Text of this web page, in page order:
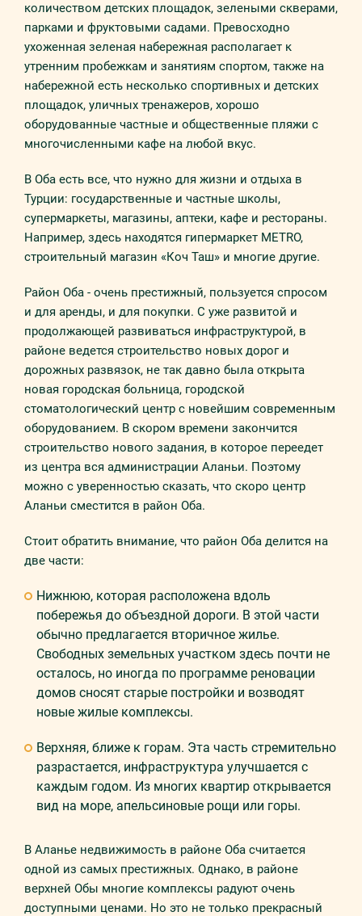
количеством детских площадок, зелеными скверами,
парками и фруктовыми садами. Превосходно
ухоженная зеленая набережная располагает к
утренним пробежкам и занятиям спортом, также на
набережной есть несколько спортивных и детских
площадок, уличных тренажеров, хорошо
оборудованные частные и общественные пляжи с
многочисленными кафе на любой вкус.
В Оба есть все, что нужно для жизни и отдыха в
Турции: государственные и частные школы,
супермаркеты, магазины, аптеки, кафе и рестораны.
Например, здесь находятся гипермаркет METRO,
строительный магазин «Коч Таш» и многие другие.
Район Оба - очень престижный, пользуется спросом
и для аренды, и для покупки. С уже развитой и
продолжающей развиваться инфраструктурой, в
районе ведется строительство новых дорог и
дорожных развязок, не так давно была открыта
новая городская больница, городской
стоматологический центр с новейшим современным
оборудованием. В скором времени закончится
строительство нового задания, в которое переедет
из центра вся администрации Аланьи. Поэтому
можно с уверенностью сказать, что скоро центр
Аланьи сместится в район Оба.
Стоит обратить внимание, что район Оба делится на
две части:
Нижнюю, которая расположена вдоль
побережья до объездной дороги. В этой части
обычно предлагается вторичное жилье.
Свободных земельных участком здесь почти не
осталось, но иногда по программе реновации
домов сносят старые постройки и возводят
новые жилые комплексы.
Верхняя, ближе к горам. Эта часть стремительно
разрастается, инфраструктура улучшается с
каждым годом. Из многих квартир открывается
вид на море, апельсиновые рощи или горы.
В Аланье недвижимость в районе Оба считается
одной из самых престижных. Однако, в районе
верхней Обы многие комплексы радуют очень
доступными ценами. Но это не только прекрасный